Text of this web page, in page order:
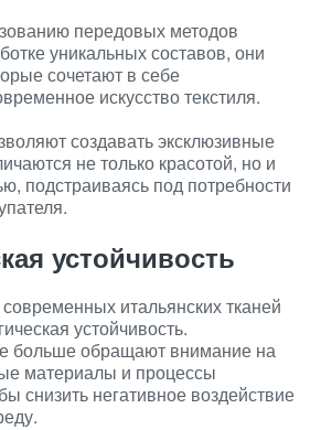
передовых методов
уникальных составов, они
сочетают в себе
искусство текстиля.
создавать эксклюзивные
не только красотой, но и
подстраиваясь под потребности
устойчивость
итальянских тканей
устойчивость.
больше обращают внимание на
материалы и процессы
снизить негативное воздействие